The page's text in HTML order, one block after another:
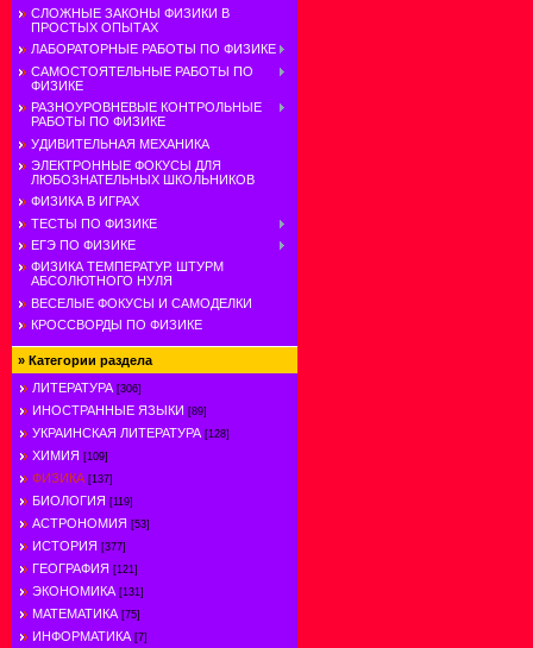
СЛОЖНЫЕ ЗАКОНЫ ФИЗИКИ В
ПРОСТЫХ ОПЫТАХ
ЛАБОРАТОРНЫЕ РАБОТЫ ПО ФИЗИКЕ
САМОСТОЯТЕЛЬНЫЕ РАБОТЫ ПО
ФИЗИКЕ
РАЗНОУРОВНЕВЫЕ КОНТРОЛЬНЫЕ
РАБОТЫ ПО ФИЗИКЕ
УДИВИТЕЛЬНАЯ МЕХАНИКА
ЭЛЕКТРОННЫЕ ФОКУСЫ ДЛЯ
ЛЮБОЗНАТЕЛЬНЫХ ШКОЛЬНИКОВ
ФИЗИКА В ИГРАХ
ТЕСТЫ ПО ФИЗИКЕ
ЕГЭ ПО ФИЗИКЕ
ФИЗИКА ТЕМПЕРАТУР. ШТУРМ
АБСОЛЮТНОГО НУЛЯ
ВЕСЕЛЫЕ ФОКУСЫ И САМОДЕЛКИ
КРОССВОРДЫ ПО ФИЗИКЕ
» Категории раздела
ЛИТЕРАТУРА [306]
ИНОСТРАННЫЕ ЯЗЫКИ [89]
УКРАИНСКАЯ ЛИТЕРАТУРА [128]
ХИМИЯ [109]
ФИЗИКА [137]
БИОЛОГИЯ [119]
АСТРОНОМИЯ [53]
ИСТОРИЯ [377]
ГЕОГРАФИЯ [121]
ЭКОНОМИКА [131]
МАТЕМАТИКА [75]
ИНФОРМАТИКА [7]